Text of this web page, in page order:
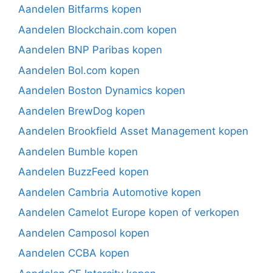
Aandelen Bitfarms kopen
Aandelen Blockchain.com kopen
Aandelen BNP Paribas kopen
Aandelen Bol.com kopen
Aandelen Boston Dynamics kopen
Aandelen BrewDog kopen
Aandelen Brookfield Asset Management kopen
Aandelen Bumble kopen
Aandelen BuzzFeed kopen
Aandelen Cambria Automotive kopen
Aandelen Camelot Europe kopen of verkopen
Aandelen Camposol kopen
Aandelen CCBA kopen